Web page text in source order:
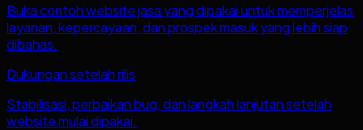
Buka contoh website jasa yang dipakai untuk memperjelas
layanan, kepercayaan, dan prospek masuk yang lebih siap
dibahas.
Dukungan setelah rilis
Stabilisasi, perbaikan bug, dan langkah lanjutan setelah
website mulai dipakai.